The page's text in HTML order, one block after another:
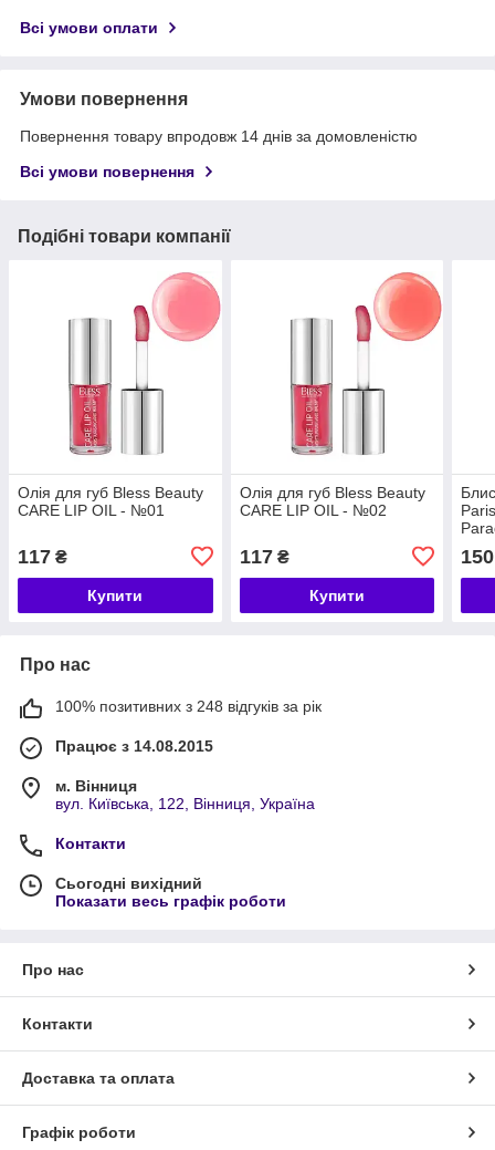
Всі умови оплати
Умови повернення
Повернення товару впродовж 14 днів за домовленістю
Всі умови повернення
Подібні товари компанії
Олія для губ Bless Beauty
CARE LIP OIL - №01
117 ₴
Купити
Олія для губ Bless Beauty
CARE LIP OIL - №02
117₴
Купити
150
Про нас
100% позитивних з 248 відгуків за рік
Працює з 14.08.2015
м. Вінниця
вул. Київська, 122, Вінниця, Україна
Контакти
Сьогодні вихідний
Показати весь графік роботи
Про нас
Контакти
Доставка та оплата
Графік роботи